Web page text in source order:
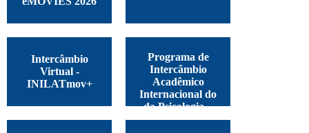
Intercâmbio
Virtual -
INILATmov+
Programa de
Intercâmbio
Acadêmico
Internacional do
da Psicologia –
Argentina, 2025